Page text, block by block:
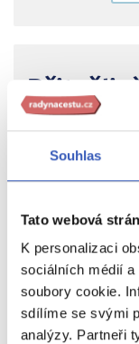
Souhlas
Tato webová
K personalizaci
sociálních médií
soubory cookie.
sdílíme se svými
analýzy. Partneři
Vyberte si
Kampánie